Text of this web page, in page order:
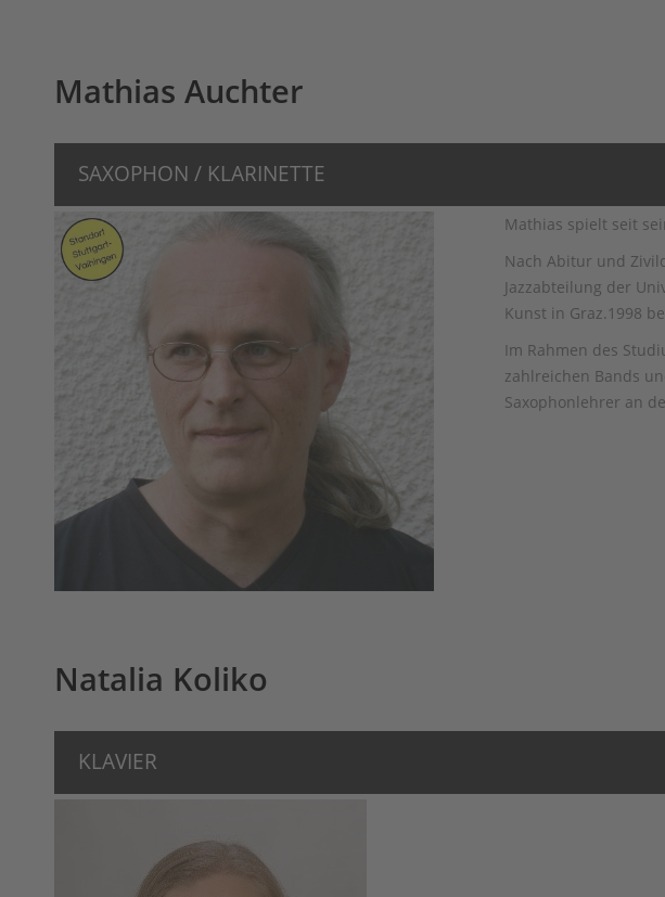
Mathias Auchter
SAXOPHON / KLARINETTE
Mathias spielt seit
Nach Abitur und
Jazzabteilung der
Kunst in Graz.1998
Im Rahmen des
zahlreichen Bands
Saxophonlehrer an
Natalia Koliko
KLAVIER